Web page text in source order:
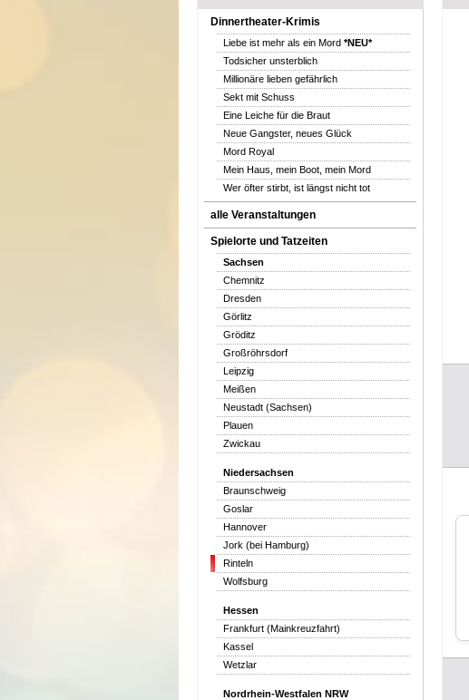
Dinnertheater-Krimis
Liebe ist mehr als ein Mord *NEU*
Todsicher unsterblich
Millionäre lieben gefährlich
Sekt mit Schuss
Eine Leiche für die Braut
Neue Gangster, neues Glück
Mord Royal
Mein Haus, mein Boot, mein Mord
Wer öfter stirbt, ist längst nicht tot
alle Veranstaltungen
Spielorte und Tatzeiten
Sachsen
Chemnitz
Dresden
Görlitz
Gröditz
Großröhrsdorf
Leipzig
Meißen
Neustadt (Sachsen)
Plauen
Zwickau
Niedersachsen
Braunschweig
Goslar
Hannover
Jork (bei Hamburg)
Rinteln
Wolfsburg
Hessen
Frankfurt (Mainkreuzfahrt)
Kassel
Wetzlar
Nordrhein-Westfalen NRW